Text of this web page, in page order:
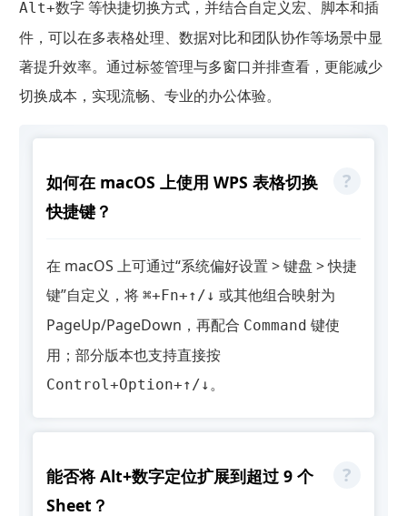
Alt+数字等快捷切换方式，并结合自定义宏、脚本和插
件，可以在多表格处理、数据对比和团队协作等场景中显
著提升效率。通过标签管理与多窗口并排查看，更能减少
切换成本，实现流畅、专业的办公体验。
如何在 macOS 上使用 WPS 表格切换
快捷键？
在 macOS 上可通过“系统偏好设置 > 键盘 > 快捷
键”自定义，将 ⌘+Fn+↑/↓ 或其他组合映射为
PageUp/PageDown，再配合 Command 键使
用；部分版本也支持直接按
Control+Option+↑/↓。
能否将 Alt+数字定位扩展到超过 9 个
Sheet？